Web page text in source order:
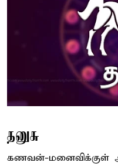
தனுசு
கணவன்-மனைவிக்குள்